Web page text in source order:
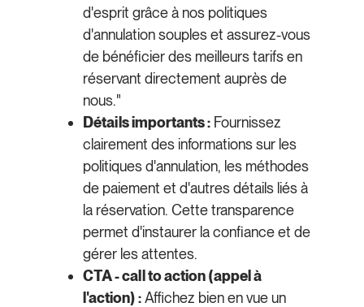
d'esprit grâce à nos politiques
d'annulation souples et assurez-vous
de bénéficier des meilleurs tarifs en
réservant directement auprès de
nous."
Détails importants : Fournissez
clairement des informations sur les
politiques d'annulation, les méthodes
de paiement et d'autres détails liés à
la réservation. Cette transparence
permet d'instaurer la confiance et de
gérer les attentes.
CTA - call to action (appel à
l'action) :Affichez bien en vue un